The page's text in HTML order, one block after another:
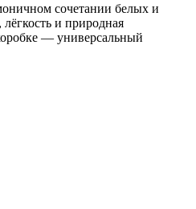
сочетании белых и
и природная
— универсальный